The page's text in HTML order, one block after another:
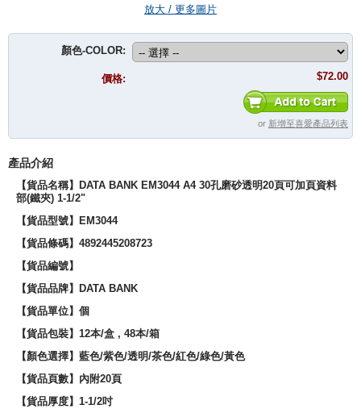
放大 / 更多圖片
顏色-COLOR:
價格: $72.00
or 新增至喜愛產品列表
產品介紹
【貨品名稱】DATA BANK EM3044 A4 30孔磨砂透明20頁可加頁資料
部(鐵夾) 1-1/2"
【貨品型號】EM3044
【貨品條碼】4892445208723
【貨品編號】
【貨品品牌】DATA BANK
【貨品單位】個
【貨品包裝】12本/盒 , 48本/箱
【顏色選擇】藍色/紫色/透明/茶色/紅色/綠色/黃色
【貨品頁數】內附20頁
【貨品厚度】1-1/2吋